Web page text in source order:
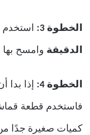
الخطوة 3: استخدم
الدقيقة وامسح بها
الخطوة 4: إذا بدا
فاستخدم قطعة
كميات صغيرة جدًا